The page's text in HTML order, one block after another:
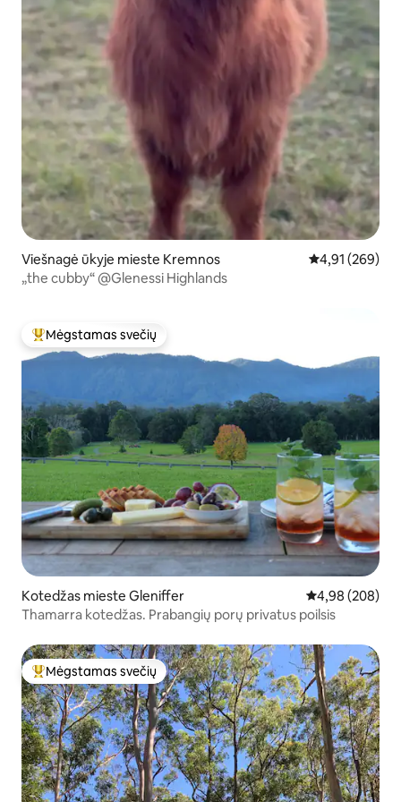
Viešnagė ūkyje mieste Kremnos Vidutinis
4,91 (269)
„the cubby“ @Glenessi Highlands
Svečių mėgstamiausias
Mėgstamas svečių
Kotedžas mieste Gleniffer Vidutinis
4,98 (208)
Thamarra kotedžas. Prabangių porų privatus poilsis
Svečių mėgstamiausias
Mėgstamas svečių